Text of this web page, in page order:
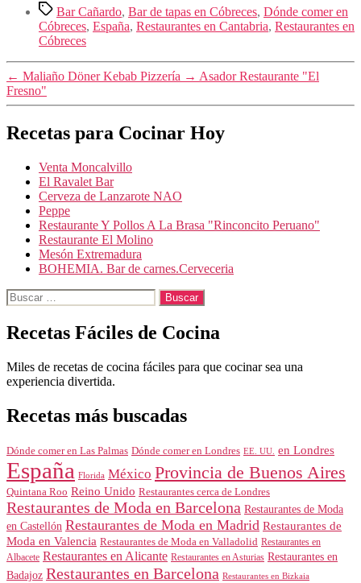
Etiquetas
Bar Cañardo, Bar de tapas en Cóbreces, Dónde comer en
Cóbreces, España, Restaurantes en Cantabria, Restaurantes en
Cóbreces
← Maliaño Döner Kebab Pizzería → Asador Restaurante "El
Fresno"
Recetas para Cocinar Hoy
Venta Moncalvillo
El Ravalet Bar
Cerveza de Lanzarote NAO
Peppe
Restaurante Y Pollos A La Brasa "Rinconcito Peruano"
Restaurante El Molino
Mesón Extremadura
BOHEMIA. Bar de carnes.Cerveceria
Buscar:
Recetas Fáciles de Cocina
Miles de recetas de cocina fáciles para que cocinar sea una
experiencia divertida.
Recetas más buscadas
Dónde comer en Las Palmas Dónde comer en Londres EE. UU. en Londres
España Florida México Provincia de Buenos Aires
Quintana Roo Reino Unido Restaurantes cerca de Londres
Restaurantes de Moda en Barcelona Restaurantes de Moda
en Castellón Restaurantes de Moda en Madrid Restaurantes de
Moda en Valencia Restaurantes de Moda en Valladolid Restaurantes en
Albacete Restaurantes en Alicante Restaurantes en Asturias Restaurantes en
Badajoz Restaurantes en Barcelona Restaurantes en Bizkaia